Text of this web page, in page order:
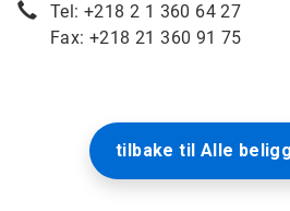
Tel: +218 2 1 360 64 27
Fax: +218 21 360 91 75
tilbake til Alle